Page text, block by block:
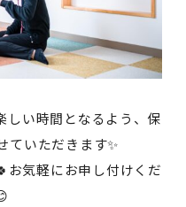
しい時間となるよう、保
ていただきます✨
お気軽にお申し付けくだ